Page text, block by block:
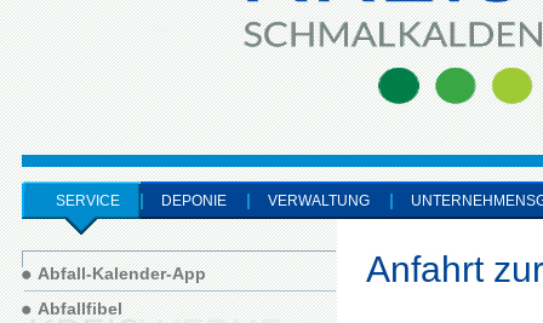
SERVICE DEPONIE VERWALTUNG
Anfahrt
Abfall-Kalender-App
Abfallfibel